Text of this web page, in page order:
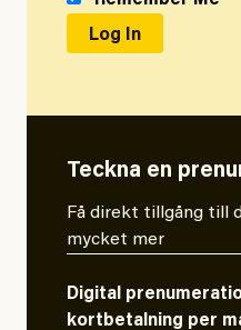
Teckna en
Få direkt tillgång till
mycket mer
Digital
kortbetalning per